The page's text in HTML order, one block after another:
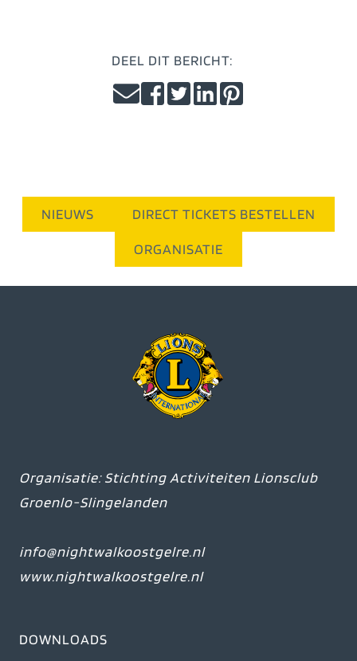
DEEL DIT BERICHT:
NIEUWS DIRECT TICKETS BESTELLEN
ORGANISATIE
Organisatie: Stichting Activiteiten Lionsclub
Groenlo-Slingelanden
info@nightwalkoostgelre.nl
www.nightwalkoostgelre.nl
DOWNLOADS